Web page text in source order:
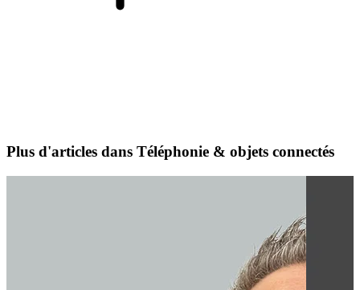
Plus d'articles dans Téléphonie & objets connectés